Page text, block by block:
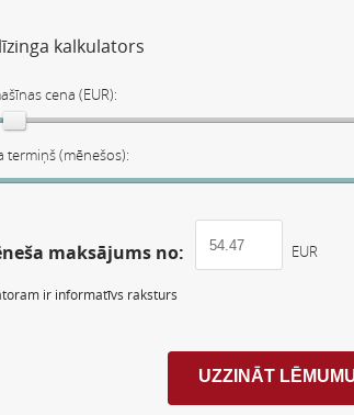
kalkulators
cena (EUR):
termiņš (mēnešos):
maksājums no: EUR
ir informatīvs raksturs